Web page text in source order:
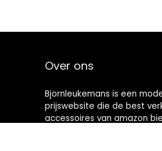
Over ons
Bjornleukemans is een
prijswebsite die de best
accessoires van amazon